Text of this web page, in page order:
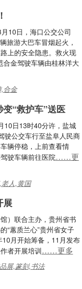
10日，海口公交公司
旅游大巴车冒烟起火，
上的安全隐患。救火现
金驾驶车辆由桂林洋大
合金
“救护车”送医
10日13时40分许，盐城
驶公交车行至盐阜人民商
辆停稳，上前查看情
驶车辆前往医院……更
人,黄国
展
）联合主办，贵州省书
“蕙质兰心”贵州省女子
月开始筹备，11月发布
者开展培训……更多
展,篆刻,书法